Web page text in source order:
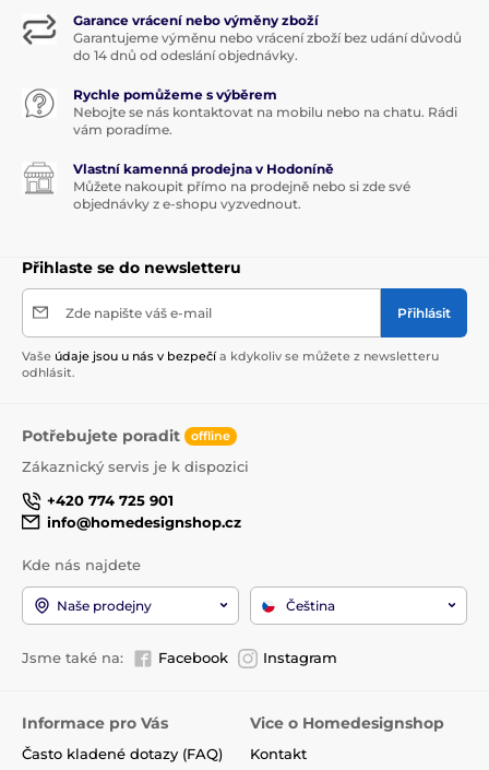
Garance vrácení nebo výměny zboží
Garantujeme výměnu nebo vrácení zboží bez udání důvodů
do 14 dnů od odeslání objednávky.
Rychle pomůžeme s výběrem
Nebojte se nás kontaktovat na mobilu nebo na chatu. Rádi
vám poradíme.
Vlastní kamenná prodejna v Hodoníně
Můžete nakoupit přímo na prodejně nebo si zde své
objednávky z e-shopu vyzvednout.
Přihlaste se do newsletteru
Zde napište váš e-mail Přihlásit
Vaše údaje jsou u nás v bezpečí a kdykoliv se můžete z newsletteru
odhlásit.
Potřebujete poradit offline
Zákaznický servis je k dispozici
+420 774 725 901
info@homedesignshop.cz
Kde nás najdete
Naše prodejny Čeština
Jsme také na: Facebook Instagram
Informace pro Vás
Často kladené dotazy (FAQ)
Vice o Homedesignshop
Kontakt